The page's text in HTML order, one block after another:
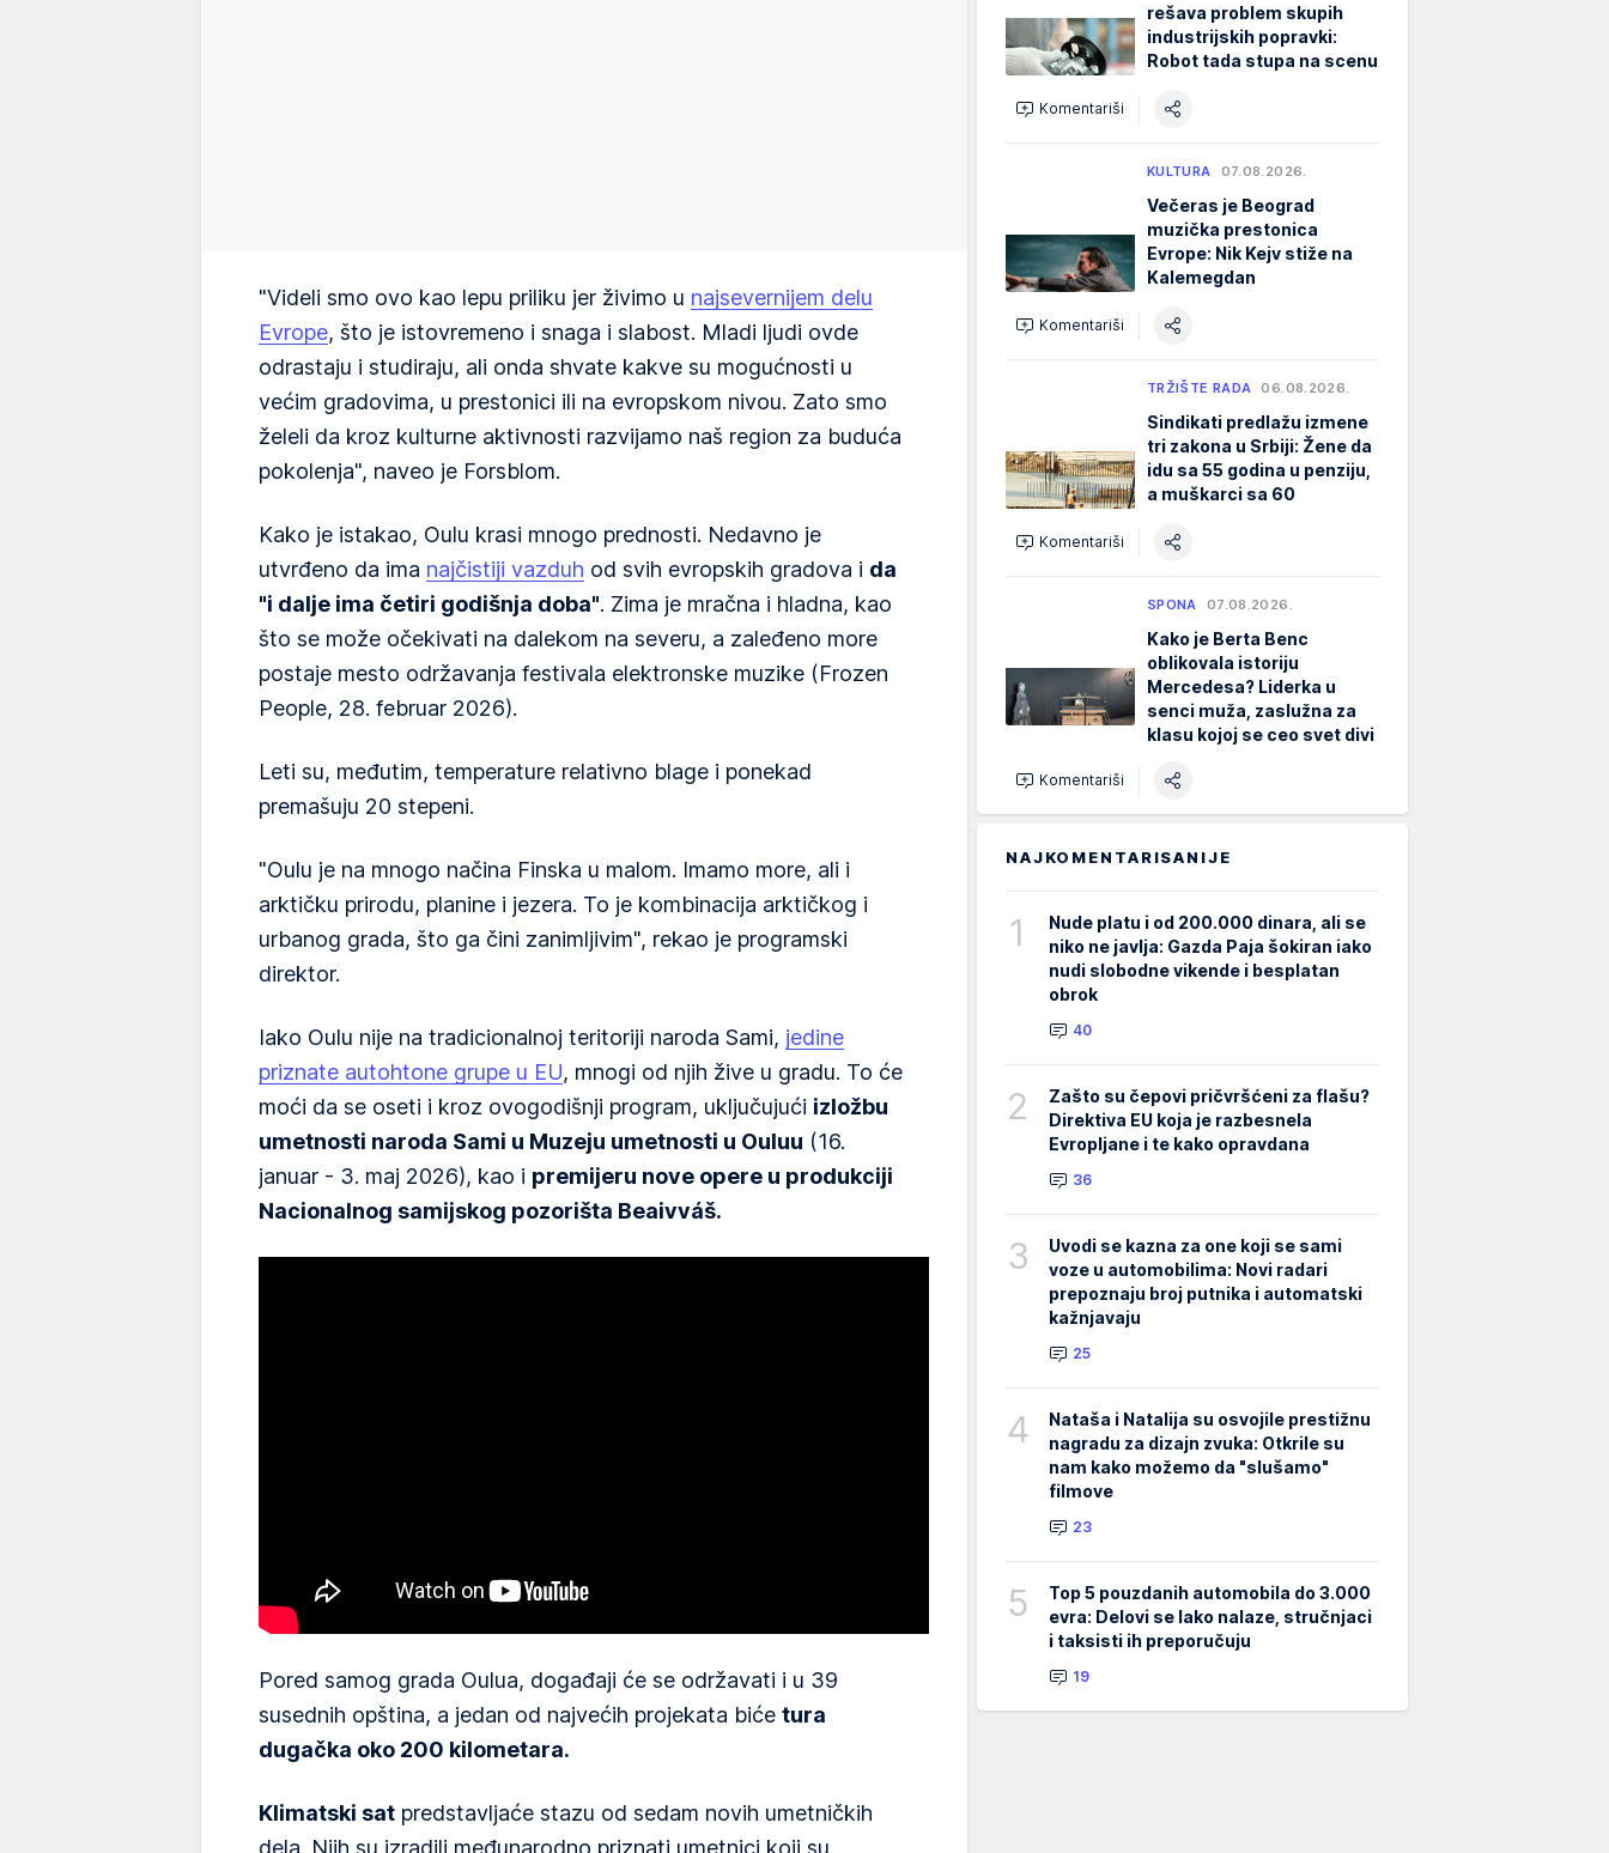
"Videli smo ovo kao lepu priliku jer živimo u najsevernijem delu
Evrope, što je istovremeno i snaga i slabost. Mladi ljudi ovde
odrastaju i studiraju, ali onda shvate kakve su mogućnosti u
većim gradovima, u prestonici ili na evropskom nivou. Zato smo
želeli da kroz kulturne aktivnosti razvijamo naš region za buduća
pokolenja", naveo je Forsblom.
Kako je istakao, Oulu krasi mnogo prednosti. Nedavno je
utvrđeno da ima najčistiji vazduh od svih evropskih gradova i da
"i dalje ima četiri godišnja doba". Zima je mračna i hladna, kao
što se može očekivati na dalekom na severu, a zaleđeno more
postaje mesto održavanja festivala elektronske muzike (Frozen
People, 28. februar 2026).
Leti su, međutim, temperature relativno blage i ponekad
premašuju 20 stepeni.
"Oulu je na mnogo načina Finska u malom. Imamo more, ali i
arktičku prirodu, planine i jezera. To je kombinacija arktičkog i
urbanog grada, što ga čini zanimljivim", rekao je programski
direktor.
Iako Oulu nije na tradicionalnoj teritoriji naroda Sami, jedine
priznate autohtone grupe u EU, mnogi od njih žive u gradu. To će
moći da se oseti i kroz ovogodišnji program, uključujući izložbu
umetnosti naroda Sami u Muzeju umetnosti u Ouluu (16.
januar - 3. maj 2026), kao i premijeru nove opere u produkciji
Nacionalnog samijskog pozorišta Beaivváš.
Pored samog grada Oulua, događaji će se održavati i u 39
susednih opština, a jedan od najvećih projekata biće tura
dugačka oko 200 kilometara.
Klimatski sat predstavljaće stazu od sedam novih umetničkih
dela. Njih su izradili međunarodno priznati umetnici koji su
rešava problem skupih
industrijskih popravki:
Robot tada stupa na scenu
Komentariši
KULTURA 07.08.2026.
Večeras je Beograd
muzička prestonica
Evrope: Nik Kejv stiže na
Kalemegdan
Komentariši
TRŽIŠTE RADA 06.08.2026.
Sindikati predlažu izmene
tri zakona u Srbiji: Žene da
idu sa 55 godina u penziju,
a muškarci sa 60
Komentariši
SPONA 07.08.2026.
Kako je Berta Benc
oblikovala istoriju
Mercedesa? Liderka u
senci muža, zaslužna za
klasu kojoj se ceo svet divi
Komentariši
NAJKOMENTARISANIJE
1
Nude platu i od 200.000 dinara, ali se
niko ne javlja: Gazda Paja šokiran iako
nudi slobodne vikende i besplatan
obrok
40
2
Zašto su čepovi pričvršćeni za flašu?
Direktiva EU koja je razbesnela
Evropljane i te kako opravdana
36
3
Uvodi se kazna za one koji se sami
voze u automobilima: Novi radari
prepoznaju broj putnika i automatski
kažnjavaju
25
4
Nataša i Natalija su osvojile prestižnu
nagradu za dizajn zvuka: Otkrile su
nam kako možemo da "slušamo"
filmove
23
5
Top 5 pouzdanih automobila do 3.000
evra: Delovi se lako nalaze, stručnjaci
i taksisti ih preporučuju
19